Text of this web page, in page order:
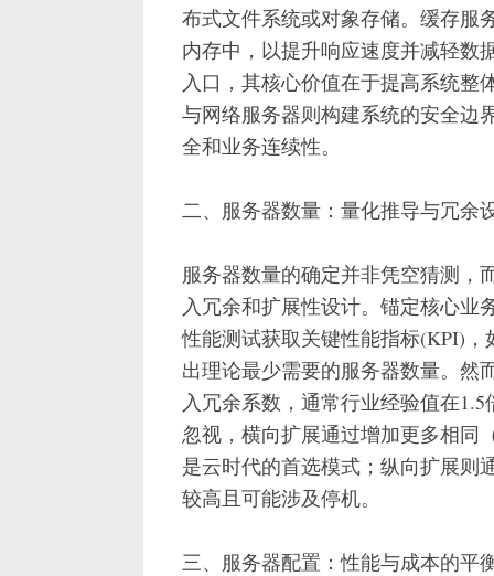
布式文件系统或对象存储。缓存服
内存中，以提升响应速度并减轻数
入口，其核心价值在于提高系统整
与网络服务器则构建系统的安全边
全和业务连续性。
二、服务器数量：量化推导与冗余
服务器数量的确定并非凭空猜测，
入冗余和扩展性设计。锚定核心业
性能测试获取关键性能指标(KPI)，
出理论最少需要的服务器数量。然
入冗余系数，通常行业经验值在
忽视，横向扩展通过增加更多相同
是云时代的首选模式；纵向扩展则
较高且可能涉及停机。
三、服务器配置：性能与成本的平